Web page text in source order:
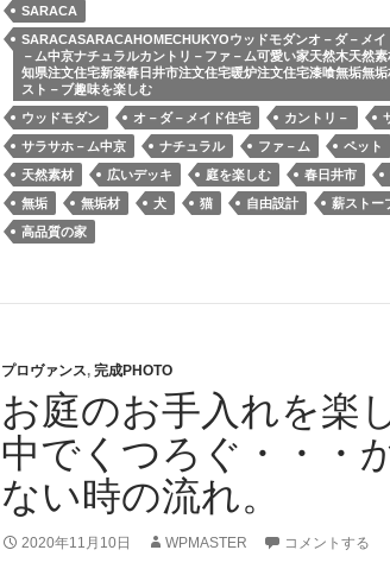
SARACA
SARACASARACAHOMECHUKYOウッドモダンオ－ダ－メ
－ム中京ナチュラルカントリ－ファ－ム可愛い家天然木天然
知県注文住宅新築春日井市注文住宅暖炉注文住宅漆喰無垢無
スト－ブ趣味を楽しむ
ウッドモダン
オ－ダ－メイド住宅 カントリ－
サラサホ－ム中京
ナチュラル ファ－ム ペット
天然素材
広いデッキ 庭を楽しむ 春日井市
無垢
無垢材 犬 猫 自由設計 薪ストー
高品質の家
プロヴァンス, 完成PHOTO
お庭のお手入れを楽
中でくつろぐ・・・
ない時の流れ。
2020年11月10日 WPMASTER コメントする